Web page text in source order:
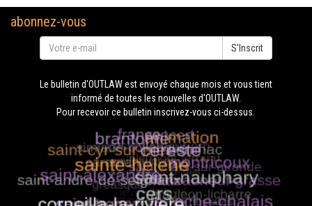
abonnez-vous
S'Inscrit
Le bulletin d'OUTLAW est envoyé chaque mois et vous tient
informé de toutes les nouvelles d'OUTLAW.
Pour recevoir ce bulletin inscrivez-vous ci-dessus.